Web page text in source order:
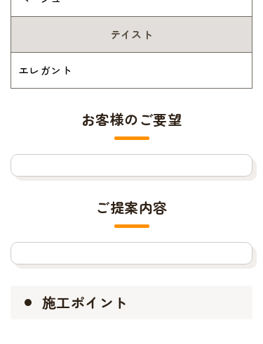
テイスト
エレガント
お客様のご要望
ご提案内容
施工ポイント